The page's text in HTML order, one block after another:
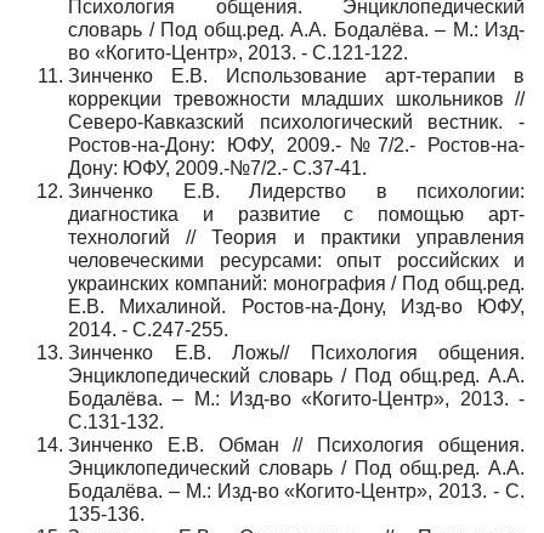
Психология общения. Энциклопедический
словарь / Под общ.ред. А.А. Бодалёва. – М.: Изд-
во «Когито-Центр», 2013. - С.121-122.
Зинченко Е.В. Использование арт-терапии в
коррекции тревожности младших школьников //
Северо-Кавказский психологический вестник. -
Ростов-на-Дону: ЮФУ, 2009.-№7/2.- Ростов-на-
Дону: ЮФУ, 2009.-№7/2.- С.37-41.
Зинченко Е.В. Лидерство в психологии:
диагностика и развитие с помощью арт-
технологий // Теория и практики управления
человеческими ресурсами: опыт российских и
украинских компаний: монография / Под общ.ред.
Е.В. Михалиной. Ростов-на-Дону, Изд-во ЮФУ,
2014. - С.247-255.
Зинченко Е.В. Ложь// Психология общения.
Энциклопедический словарь / Под общ.ред. А.А.
Бодалёва. – М.: Изд-во «Когито-Центр», 2013. -
С.131-132.
Зинченко Е.В. Обман // Психология общения.
Энциклопедический словарь / Под общ.ред. А.А.
Бодалёва. – М.: Изд-во «Когито-Центр», 2013. - С.
135-136.